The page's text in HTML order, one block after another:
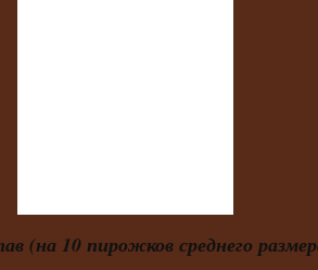
(на 10 пирожков среднего